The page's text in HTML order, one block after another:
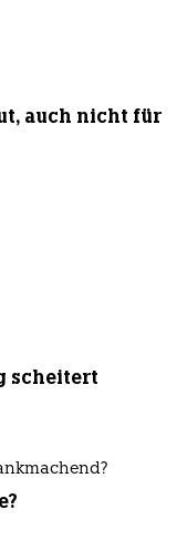
auch nicht für
scheitert